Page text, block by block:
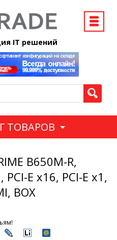
IT решений
ТОВАРОВ
B650M-R,
E x16, PCI-E x1,
BOX